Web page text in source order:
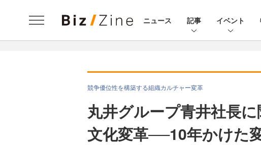
ニュース 記事 イベント
競争優位性を構築する組織カルチャー変革
丸井グループ青井社長
文化変革──10年かけた